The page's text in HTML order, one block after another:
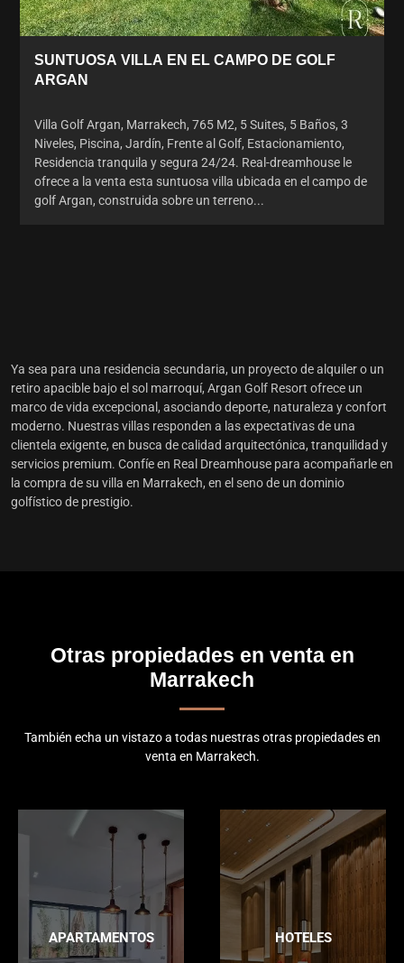
SUNTUOSA VILLA EN EL CAMPO DE GOLF
ARGAN
Villa Golf Argan, Marrakech, 765 M2, 5 Suites, 5 Baños, 3
Niveles, Piscina, Jardín, Frente al Golf, Estacionamiento,
Residencia tranquila y segura 24/24. Real-dreamhouse le
ofrece a la venta esta suntuosa villa ubicada en el campo de
golf Argan, construida sobre un terreno...
Ya sea para una residencia secundaria, un proyecto de alquiler o un
retiro apacible bajo el sol marroquí, Argan Golf Resort ofrece un
marco de vida excepcional, asociando deporte, naturaleza y confort
moderno. Nuestras villas responden a las expectativas de una
clientela exigente, en busca de calidad arquitectónica, tranquilidad y
servicios premium. Confíe en Real Dreamhouse para acompañarle en
la compra de su villa en Marrakech, en el seno de un dominio
golfístico de prestigio.
Otras propiedades en venta en
Marrakech
También echa un vistazo a todas nuestras otras propiedades en
venta en Marrakech.
APARTAMENTOS HOTELES